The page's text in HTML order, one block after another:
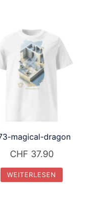
magical-dragon
CHF 37.90
WEITERLESEN